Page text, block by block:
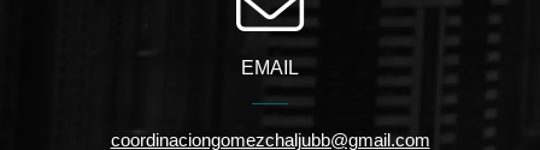
EMAIL
coordinaciongomezchaljubb@gmail.com